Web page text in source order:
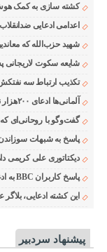
کشته سازی به کمک
اعدامی ادعایی
شهید حزب‌الله که
شایعه سکوت لاریجانی
تکذیب ارتباط سه
آلمانی‌ها ادعای ۲۰۰هزار نفری مونیخ را زیر سوال بردند
گفت‌وگو با روحانی‌ای
پاسخ به شبهات
دیکتاتوری علی کریمی
پاسخ کاربران BBC به ادعای ارژنگ امیرفضلی
این کشته ادعایی،
پیشنهاد سردبیر